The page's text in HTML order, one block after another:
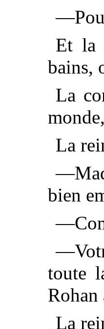
Et la
bains,
La
La
bien
toute
Rohan
La